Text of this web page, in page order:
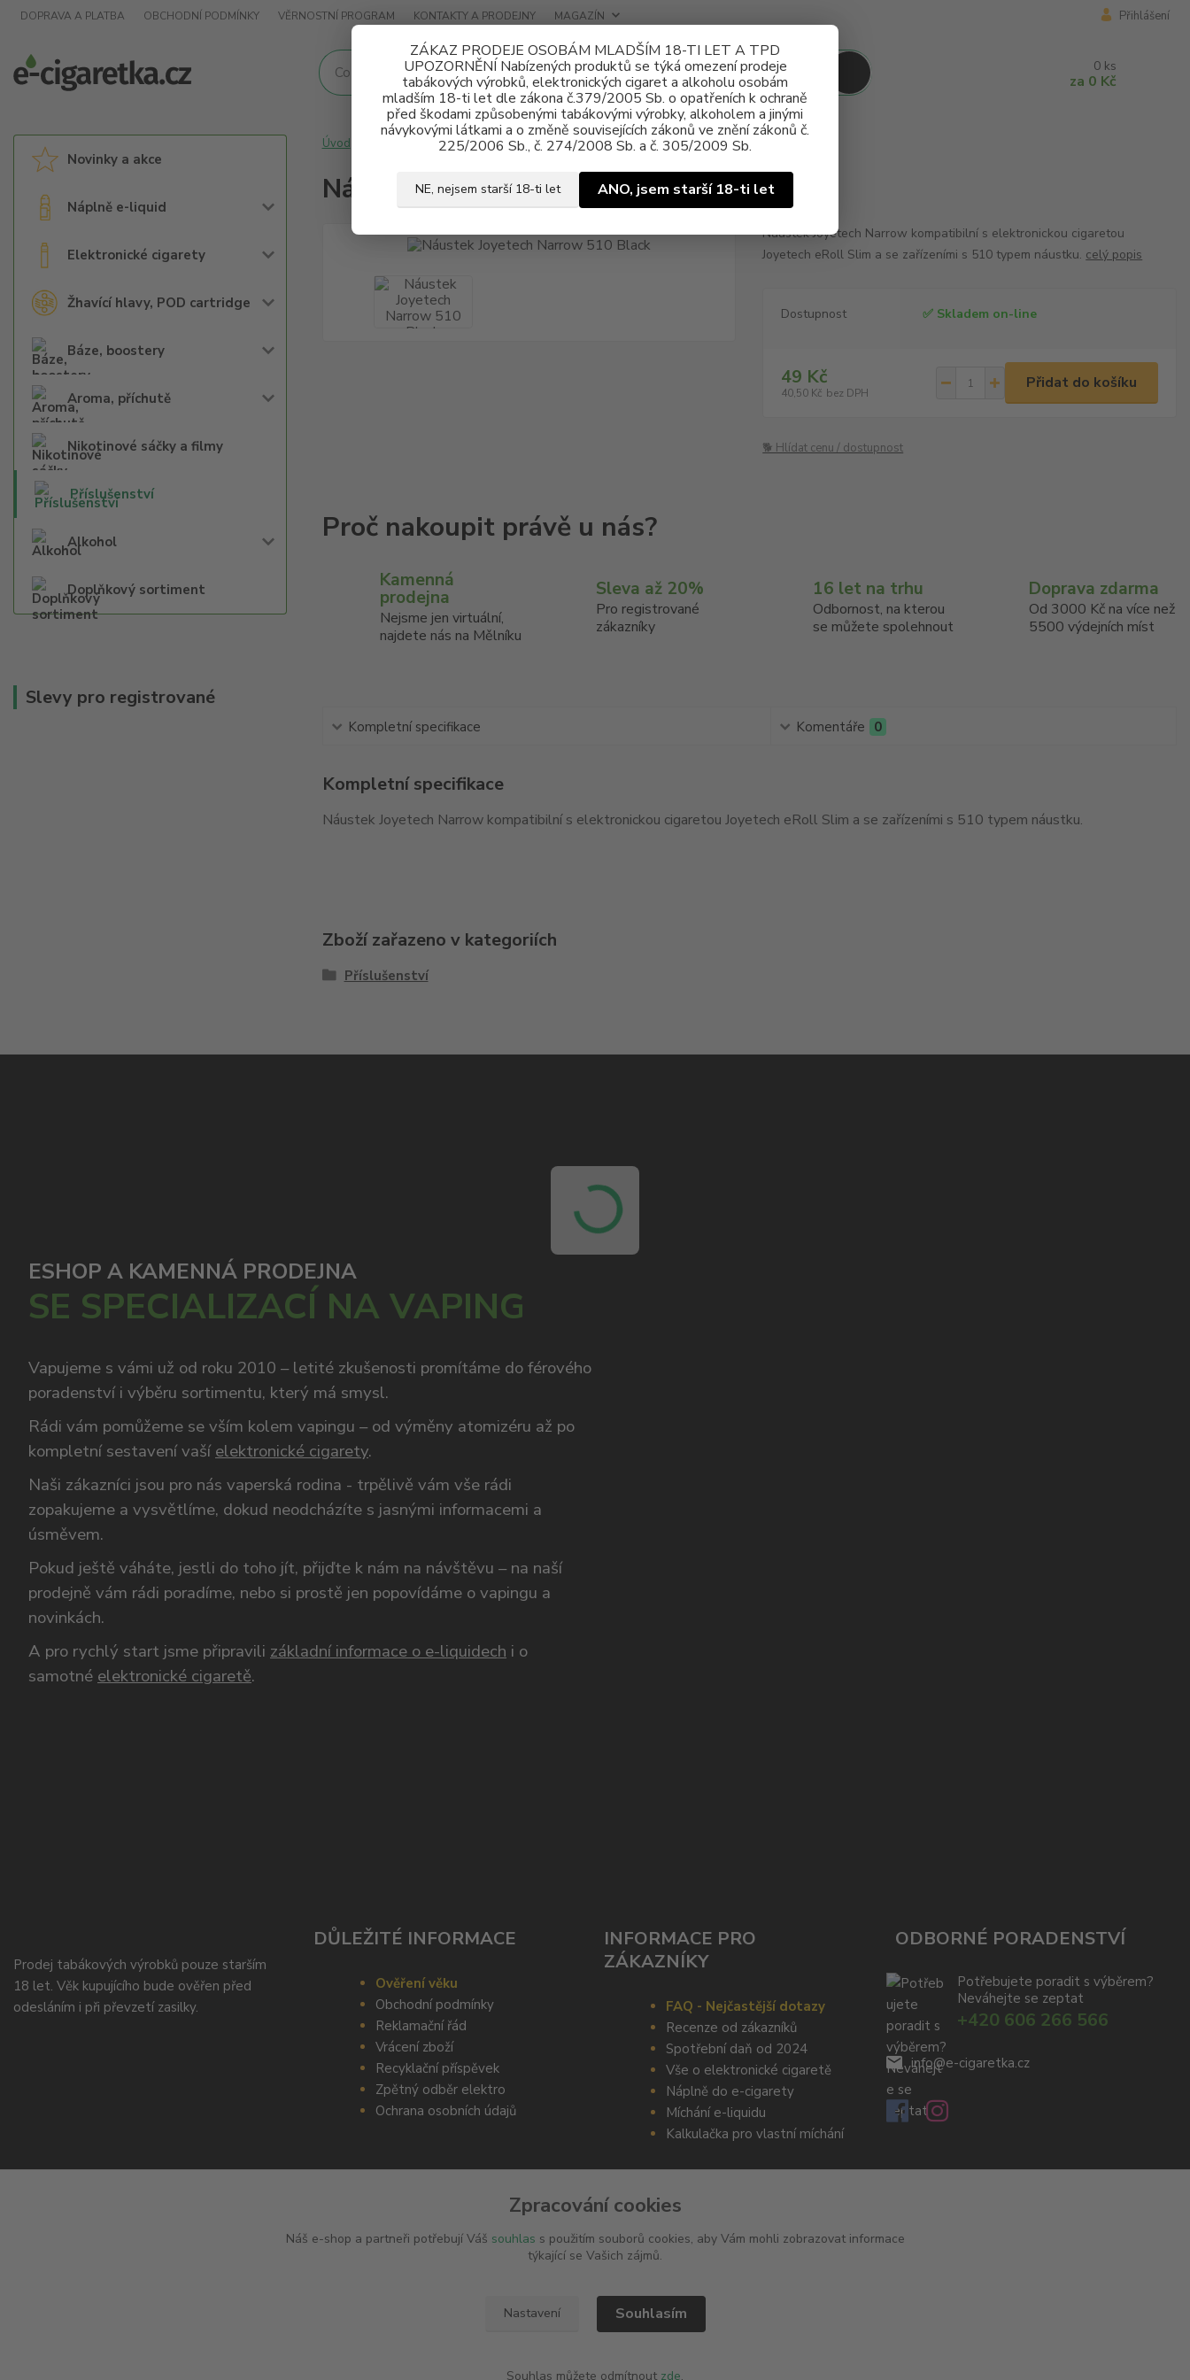
ZÁKAZ PRODEJE OSOBÁM MLADŠÍM 18-TI LET A TPD
UPOZORNĚNÍ Nabízených produktů se týká omezení prodeje
tabákových výrobků, elektronických cigaret a alkoholu osobám
mladším 18-ti let dle zákona č.379/2005 Sb. o opatřeních k ochraně
před škodami způsobenými tabákovými výrobky, alkoholem a jinými
návykovými látkami a o změně souvisejících zákonů ve znění zákonů č.
225/2006 Sb., č. 274/2008 Sb. a č. 305/2009 Sb.
NE, nejsem starší 18-ti let ANO, jsem starší 18-ti let
DOPRAVA A PLATBA OBCHODNÍ PODMÍNKY VĚRNOSTNÍ PROGRAM KONTAKTY A PRODEJNY MAGAZÍN Přihlášení
0 ks
za 0 Kč
Novinky a akce
Náplně e-liquid
Elektronické cigarety
Žhavící hlavy, POD cartridge
Báze, boostery
Aroma, příchutě
Nikotinové sáčky a filmy
Příslušenství
Alkohol
Doplňkový sortiment
Slevy pro registrované
Úvod Příslušenství Náustek Joyetech Narrow 510 Black
Náustek Joyetech Narrow 510 Black
Náustek Joyetech Narrow kompatibilní s elektronickou cigaretou
Joyetech eRoll Slim a se zařízeními s 510 typem náustku. celý popis
Dostupnost ✅ Skladem on-line
49 Kč
40,50 Kč bez DPH
Přidat do košíku
🐕 Hlídat cenu / dostupnost
Kamenná
prodejna
Nejsme jen virtuální,
najdete nás na Mělníku
Sleva až 20%
Pro registrované
zákazníky
16 let na trhu
Odbornost, na kterou
se můžete spolehnout
Doprava zdarma
Od 3000 Kč na více než
5500 výdejních míst
Kompletní specifikace Komentáře 0
Kompletní specifikace
Náustek Joyetech Narrow kompatibilní s elektronickou cigaretou Joyetech eRoll Slim a se zařízeními s 510 typem náustku.
Zboží zařazeno v kategoriích
Příslušenství
ESHOP A KAMENNÁ PRODEJNA
SE SPECIALIZACÍ NA VAPING
Vapujeme s vámi už od roku 2010 – letité zkušenosti promítáme do férového
poradenství i výběru sortimentu, který má smysl.
Rádi vám pomůžeme se vším kolem vapingu – od výměny atomizéru až po
kompletní sestavení vaší elektronické cigarety.
Naši zákazníci jsou pro nás vaperská rodina - trpělivě vám vše rádi
zopakujeme a vysvětlíme, dokud neodcházíte s jasnými informacemi a
úsměvem.
Pokud ještě váháte, jestli do toho jít, přijďte k nám na návštěvu – na naší
prodejně vám rádi poradíme, nebo si prostě jen popovídáme o vapingu a
novinkách.
A pro rychlý start jsme připravili základní informace o e-liquidech i o
samotné elektronické cigaretě.
Prodej tabákových výrobků pouze starším
18 let. Věk kupujícího bude ověřen před
odesláním i při převzetí zasilky.
DŮLEŽITÉ INFORMACE
Ověření věku
Obchodní podmínky
Reklamační řád
Vrácení zboží
Recyklační příspěvek
Zpětný odběr elektro
Ochrana osobních údajů
INFORMACE PRO
ZÁKAZNÍKY
FAQ - Nejčastější dotazy
Recenze od zákazníků
Spotřební daň od 2024
Vše o elektronické cigaretě
Náplně do e-cigarety
Míchání e-liquidu
Kalkulačka pro vlastní míchání
ODBORNÉ PORADENSTVÍ
Potřebujete poradit s výběrem?
Neváhejte se zeptat
+420 606 266 566
info@e-cigaretka.cz
Zpracování cookies
Náš e-shop a partneři potřebují Váš souhlas s použitím souborů cookies, aby Vám mohli zobrazovat informace
týkající se Vašich zájmů.
Nastavení Souhlasím
Souhlas můžete odmítnout zde.